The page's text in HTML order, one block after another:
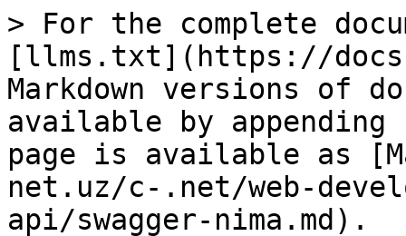
> For the complete
[llms.txt](https://
Markdown versions of
available by
page is available as
net.uz/c-.net/web-
api/swagger-nima.md).